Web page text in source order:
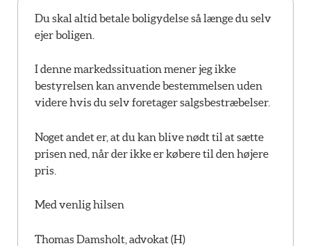
Du skal altid betale boligydelse så længe du selv
ejer boligen.
I denne markedssituation mener jeg ikke
bestyrelsen kan anvende bestemmelsen uden
videre hvis du selv foretager salgsbestræbelser.
Noget andet er, at du kan blive nødt til at sætte
prisen ned, når der ikke er købere til den højere
pris.
Med venlig hilsen
Thomas Damsholt, advokat (H)